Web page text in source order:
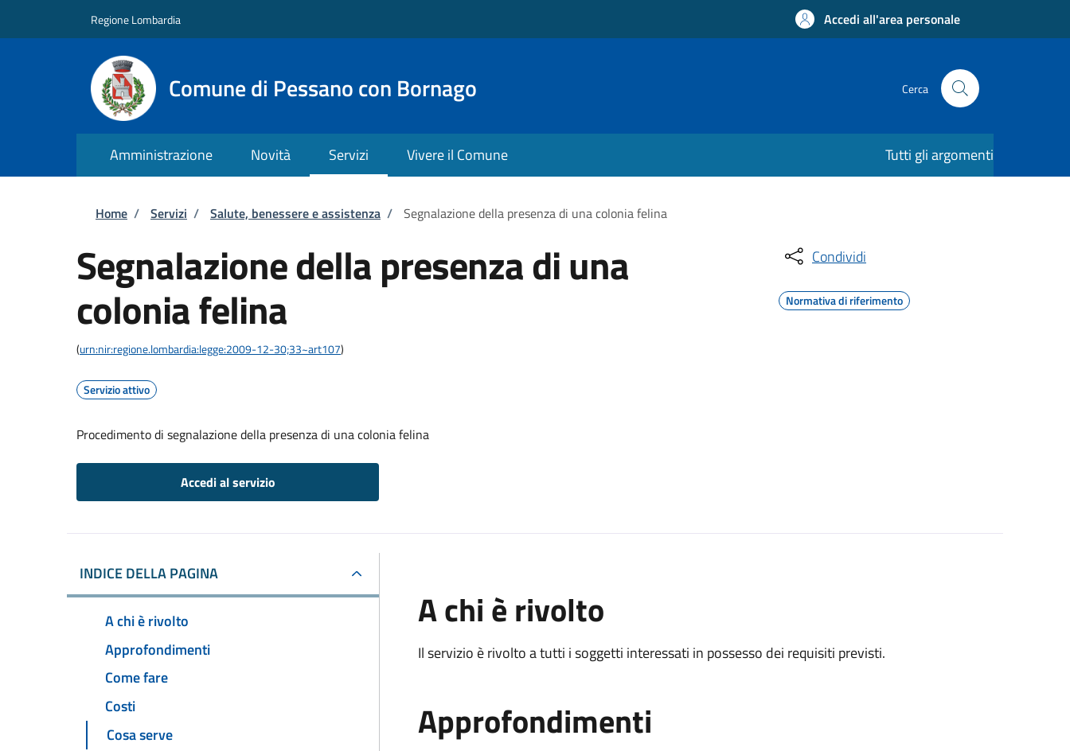
Regione Lombardia Accedi all'area personale
Comune di Pessano con Bornago Cerca
Amministrazione Novità Servizi Vivere il Comune Tutti gli argomenti
Briciole di pane
Home / Servizi / Salute, benessere e assistenza / Segnalazione della presenza di una colonia felina
Segnalazione della presenza di una
colonia felina
(urn:nir:regione.lombardia:legge:2009-12-30;33~art107)
Servizio attivo
Procedimento di segnalazione della presenza di una colonia felina
Accedi al servizio
Condividi
Normativa di riferimento
INDICE DELLA PAGINA
A chi è rivolto
Approfondimenti
Come fare
Costi
Cosa serve
A chi è rivolto
Il servizio è rivolto a tutti i soggetti interessati in possesso dei requisiti previsti.
Approfondimenti